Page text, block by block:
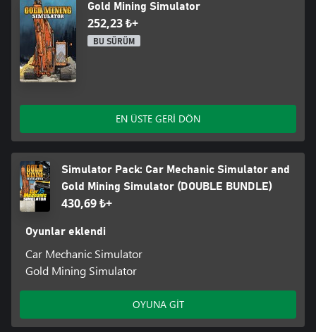
Gold Mining Simulator
252,23 ₺+
BU SÜRÜM
EN ÜSTE GERİ DÖN
Simulator Pack: Car Mechanic Simulator and
Gold Mining Simulator (DOUBLE BUNDLE)
430,69 ₺+
Oyunlar eklendi
Car Mechanic Simulator
Gold Mining Simulator
OYUNA GİT